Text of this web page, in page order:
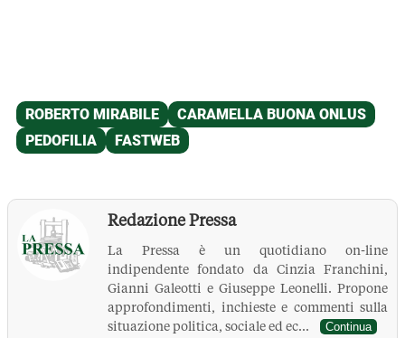
Redazione Pressa
La Pressa è un quotidiano on-line
indipendente fondato da Cinzia Franchini,
Gianni Galeotti e Giuseppe Leonelli. Propone
approfondimenti, inchieste e commenti sulla
situazione politica, sociale ed ec...
Continua